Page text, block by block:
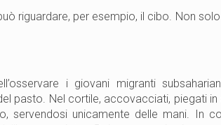
riguardare, per esempio, il cibo. Non
i giovani migranti
pasto. Nel cortile, accovacciati, piegati
servendosi unicamente delle mani. In